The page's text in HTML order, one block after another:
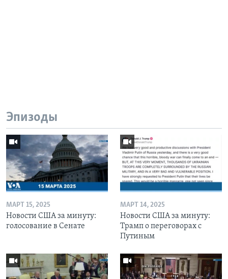
Эпизоды
МАРТ 15, 2025
Новости США за минуту:
голосование в Сенате
МАРТ 14, 2025
Новости США за минуту:
Трамп о переговорах с
Путиным